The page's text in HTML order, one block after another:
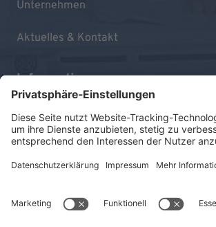
Unternehmen
Aktuelles & Kontakt
Informationen
Impressum